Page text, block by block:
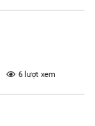
6 lượt xem